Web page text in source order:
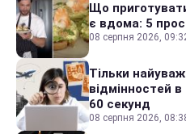
Що
є вдома: 5
08 серпня 2026,
Тільки
відмінностей
60 секунд
08 серпня 2026,